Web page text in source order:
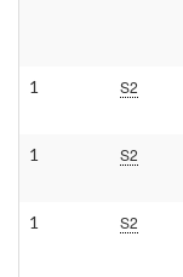
1 S2
1 S2
1 S2